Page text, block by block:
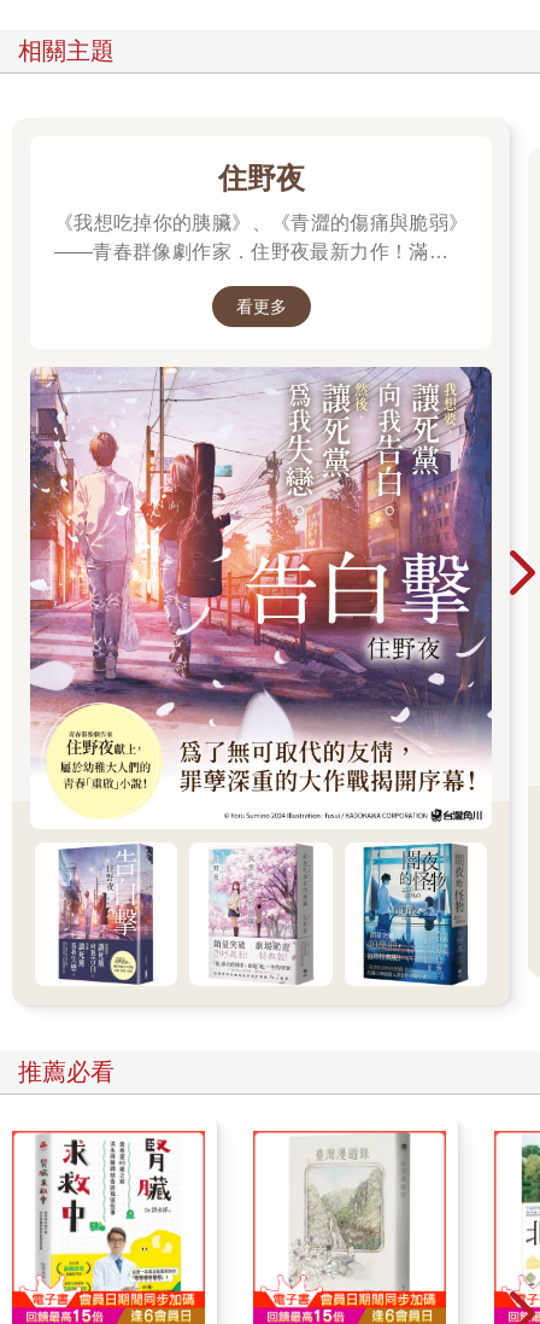
好，髮根還是黑的，雖然，仔細尋找，已經可以看見幾縷銀絲閃
爍了。
運，老天還願意讓你擁有慢慢變老的時間。
一如往昔，我在同樣的時間裡，搭了車到廣播電台做現場節目。
在我的節目開始之前，有一段重點新聞播報，我聽見了，冥王星
被「幹掉」的消息。
學家的激辯，原來我們所認定的「太陽系九大行星」之一的冥王
星被降級了，它太小了，和它一般大小的星星，並不只有它呀。
只剩下八大行星。
我驚愕得張開了嘴，卻啞口無言。
怎麼，連九大行星的真理，被公認為幾億年早已存在的事實，竟
然已經改變。
這只是一個平常人不認為太重要的小消息，對我來說，卻如天打
雷劈。它是一個刺耳的警鈴：怎麼連這個都已經改變了呢？啊，
隨著時光推移，究竟有什麼不能改變？
變化才是不變的唯一真理。
忽然想起了「二十餘年如一夢，此身雖在堪驚」的句子。
二十歲時讀它，不過是強說愁而已，誰怕，人生多得是時間啊。
而如今，滄海桑田，有些二十歲時的朋友，因為意外事件，竟然
已經永永遠遠的失去了聯繫的可能。
我不知道該不該慶幸，自己還在同一個世界上，在半夜裡夢到了
白髮皤皤、即將老去？
這是我這些年來學得的第一件重要的事：接受現實。如果這個事
實已經是事實，那麼，我必須用最快的時間接受它，而不是逃避
接受總比逃避快樂。
不久前，有一位朋友在健康檢查後，發現自己的胸部有了惡性腫
瘤。之前一年，她承受的災難很多。她的父親中風、兄弟因車去
世、然後丈夫有外遇，要求分手，也許內心負荷過重，因而影響
了健康。她比我成熟得多，醫生在手術後告訴她：狀況沒想像中
嚴重，不需經過整人的化療──她才欣喜的告訴我，算是老天饒她
一命，幫她慶祝一下吧！
我問她為何能夠在遭遇那麼多變化後，還能平靜如昔？
她說：我並不平靜，我也問過老天──為什麼是我。只是知道，這
時哀嚎無益，是我，就是輪到我！
她在一家投信公司工作多年，她說：還好，過去看過股票崩盤──
在所有專家都看好時，股市忽然重重摔下──這一摔使她失去過去
十年辛苦工作的積蓄，曾使她痛苦萬分，但若不接受現實，又能
怎麼樣呢？不斷下挫的大盤指數，是現實，不可以逃避，越逃傷
得越重，只好斷頭殺出，留得一點存款。幸好她這麼做了。
以前想來，那是禍，否則她早已是億萬富婆。現在想來，那是
福，使她明白她必須在最短時間內採取止血行動。
相關主題
住野夜
《我想吃掉你的胰臟》、《青澀的傷痛與脆弱》
——青春群像劇作家．住野夜最新力作！滿是錯
誤的「告白大作戰」，屬於幼稚大人們的青春
「重啟」小說！我想要，讓死黨向我告白。然
看更多
推薦必看